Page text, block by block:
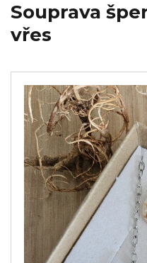
Souprava
vřes